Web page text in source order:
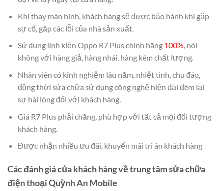
Khi thay màn hình, khách hàng sẽ được bảo hành khi gặp
sự cố, gặp các lỗi của nhà sản xuất.
Sử dụng linh kiện Oppo R7 Plus chính hãng 100%, nói
không với hàng giả, hàng nhái, hàng kém chất lượng.
Nhân viên có kinh nghiệm lâu năm, nhiệt tình, chu đáo,
đồng thời sửa chữa sử dụng công nghệ hiện đại đêm lại
sự hài lòng đối với khách hàng.
Giá R7 Plus phải chăng, phù hợp với tất cả mọi đối tượng
khách hàng.
Được nhận nhiều ưu đãi, khuyến mãi tri ân khách hàng
Các đánh giá của khách hàng về trung tâm sửa chữa
điện thoại Quỳnh An Mobile